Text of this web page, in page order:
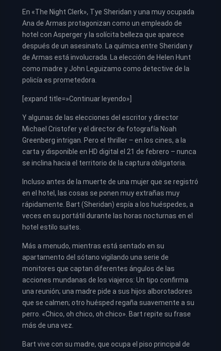
En «The Night Clerk», Tye Sheridan y una muy ocupada
Ana de Armas protagonizan como un empleado de
hotel con Asperger y la solícita belleza que aparece
después de un asesinato. La química entre Sheridan y
de Armas está involucrada. La elección de Helen Hunt
como madre y John Leguizamo como detective de la
policía es prometedora.
[expand title=»Continuar leyendo»]
Y algunas de las elecciones del escritor y director
Michael Cristofer y el director de fotografía Noah
Greenberg intrigan. Pero el thriller – en los cines, a la
carta y disponible en HD digital el 21 de febrero – nunca
se inclina hacia el territorio de la captura obligatoria.
Incluso antes de la muerte de una mujer que se registró
en el hotel, las cosas se ponen muy extrañas muy
rápidamente. Bart (Sheridan) espía a los huéspedes, a
veces en su portátil durante las horas nocturnas en el
hotel estilo suites.
Más a menudo, mientras está sentado en su
apartamento del sótano vigilando una serie de
monitores que captan diferentes ángulos de las
acciones mundanas de los viajeros: Un tipo confirma
una reunión; una madre pide a sus hijos alborotadores
que se calmen; otro huésped regaña suavemente a su
perro. «Chico, oh chico, oh chico». Bart repite su frase
más de una vez.
Bart vive con su madre, que ocupa el piso principal de